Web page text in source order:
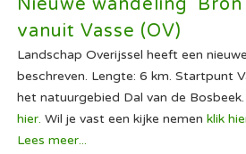
Nieuwe wandeling 'Bron
vanuit Vasse (OV)
Landschap Overijssel heeft een
beschreven. Lengte: 6 km. Startpunt
het natuurgebied Dal van de Bosbeek.
hier. Wil je vast een kijke nemen klik
Lees meer...